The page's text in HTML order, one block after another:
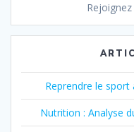
Reprendre le sport
Nutrition : Analyse